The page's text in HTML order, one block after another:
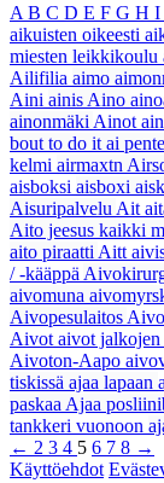
A B C D E F G H I
aikuisten oikeesti
miesten leikkikoulu
Ailifilia aimo
Aini ainis Aino
ainonmäki Ainot
bout to do it ai
kelmi airmaxtn
aisboksi aisboxi
Aisuripalvelu Ait
Aito jeesus kaikki
aito piraatti Aitt
/ -kääppä
aivomuna
Aivopesulaitos
Aivot aivot jalkojen
Aivoton-Aapo
tiskissä ajaa lapaan
paskaa Ajaa
tankkeri vuonoon
← 2 3 4 5 6 7 8 →
Käyttöehdot